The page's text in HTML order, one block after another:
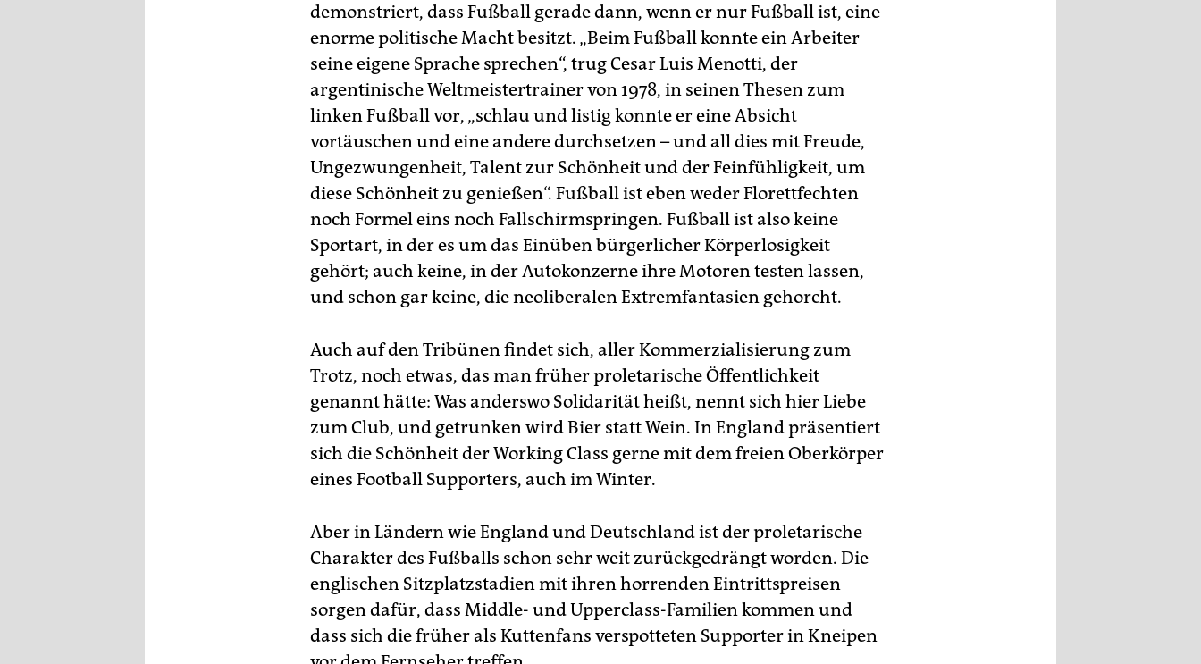
demonstriert, dass Fußball gerade dann, wenn er nur Fußball ist, eine
enorme politische Macht besitzt. „Beim Fußball konnte ein Arbeiter
seine eigene Sprache sprechen“, trug Cesar Luis Menotti, der
argentinische Weltmeistertrainer von 1978, in seinen Thesen zum
linken Fußball vor, „schlau und listig konnte er eine Absicht
vortäuschen und eine andere durchsetzen – und all dies mit Freude,
Ungezwungenheit, Talent zur Schönheit und der Feinfühligkeit, um
diese Schönheit zu genießen“. Fußball ist eben weder Florettfechten
noch Formel eins noch Fallschirmspringen. Fußball ist also keine
Sportart, in der es um das Einüben bürgerlicher Körperlosigkeit
gehört; auch keine, in der Autokonzerne ihre Motoren testen lassen,
und schon gar keine, die neoliberalen Extremfantasien gehorcht.
Auch auf den Tribünen findet sich, aller Kommerzialisierung zum
Trotz, noch etwas, das man früher proletarische Öffentlichkeit
genannt hätte: Was anderswo Solidarität heißt, nennt sich hier Liebe
zum Club, und getrunken wird Bier statt Wein. In England präsentiert
sich die Schönheit der Working Class gerne mit dem freien Oberkörper
eines Football Supporters, auch im Winter.
Aber in Ländern wie England und Deutschland ist der proletarische
Charakter des Fußballs schon sehr weit zurückgedrängt worden. Die
englischen Sitzplatzstadien mit ihren horrenden Eintrittspreisen
sorgen dafür, dass Middle- und Upperclass-Familien kommen und
dass sich die früher als Kuttenfans verspotteten Supporter in Kneipen